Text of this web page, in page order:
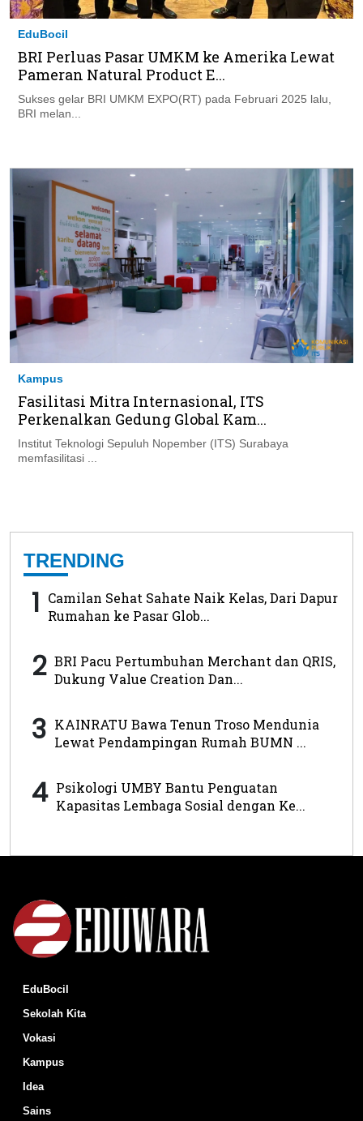
EduBocil
BRI Perluas Pasar UMKM ke Amerika Lewat
Pameran Natural Product E...
Sukses gelar BRI UMKM EXPO(RT) pada Februari 2025 lalu,
BRI melan...
Kampus
Fasilitasi Mitra Internasional, ITS
Perkenalkan Gedung Global Kam...
Institut Teknologi Sepuluh Nopember (ITS) Surabaya
memfasilitasi ...
TRENDING
1 Camilan Sehat Sahate Naik Kelas, Dari Dapur
Rumahan ke Pasar Glob...
2 BRI Pacu Pertumbuhan Merchant dan QRIS,
Dukung Value Creation Dan...
3 KAINRATU Bawa Tenun Troso Mendunia
Lewat Pendampingan Rumah BUMN ...
4 Psikologi UMBY Bantu Penguatan
Kapasitas Lembaga Sosial dengan Ke...
EduBocil
Sekolah Kita
Vokasi
Kampus
Idea
Sains